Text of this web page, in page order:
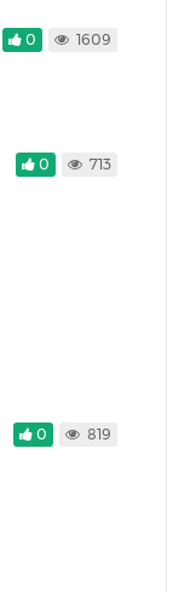
0 1609
0 713
0 819